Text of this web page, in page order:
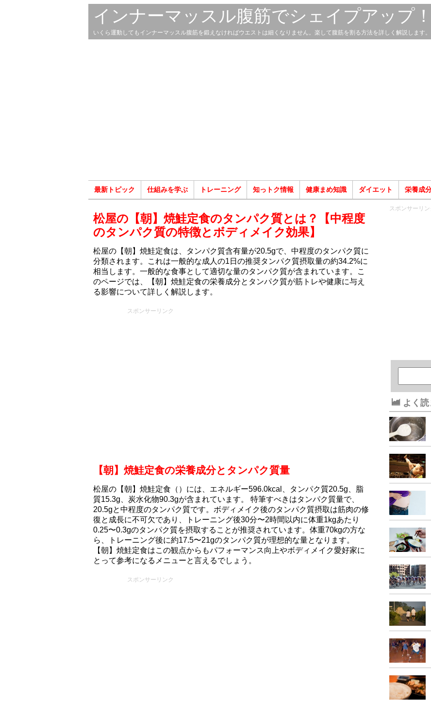
インナーマッスル腹筋でシェイプアップ！
いくら運動してもインナーマッスル腹筋を鍛えなければウエストは細くなりません。楽して腹筋を割る方法を詳しく解説します。
最新トピック 仕組みを学ぶ トレーニング 知っトク情報 健康まめ知識 ダイエット 栄養成
松屋の【朝】焼鮭定食のタンパク質とは？【中程度
のタンパク質の特徴とボディメイク効果】
松屋の【朝】焼鮭定食は、タンパク質含有量が20.5gで、中程度のタンパク質に
分類されます。これは一般的な成人の1日の推奨タンパク質摂取量の約34.2%に
相当します。一般的な食事として適切な量のタンパク質が含まれています。こ
のページでは、【朝】焼鮭定食の栄養成分とタンパク質が筋トレや健康に与え
る影響について詳しく解説します。
スポンサーリンク
【朝】焼鮭定食の栄養成分とタンパク質量
松屋の【朝】焼鮭定食（）には、エネルギー596.0kcal、タンパク質20.5g、脂
質15.3g、炭水化物90.3gが含まれています。 特筆すべきはタンパク質量で、
20.5gと中程度のタンパク質です。ボディメイク後のタンパク質摂取は筋肉の修
復と成長に不可欠であり、トレーニング後30分〜2時間以内に体重1kgあたり
0.25〜0.3gのタンパク質を摂取することが推奨されています。体重70kgの方な
ら、トレーニング後に約17.5〜21gのタンパク質が理想的な量となります。
【朝】焼鮭定食はこの観点からもパフォーマンス向上やボディメイク愛好家に
とって参考になるメニューと言えるでしょう。
スポンサーリンク
スポンサーリン
よく